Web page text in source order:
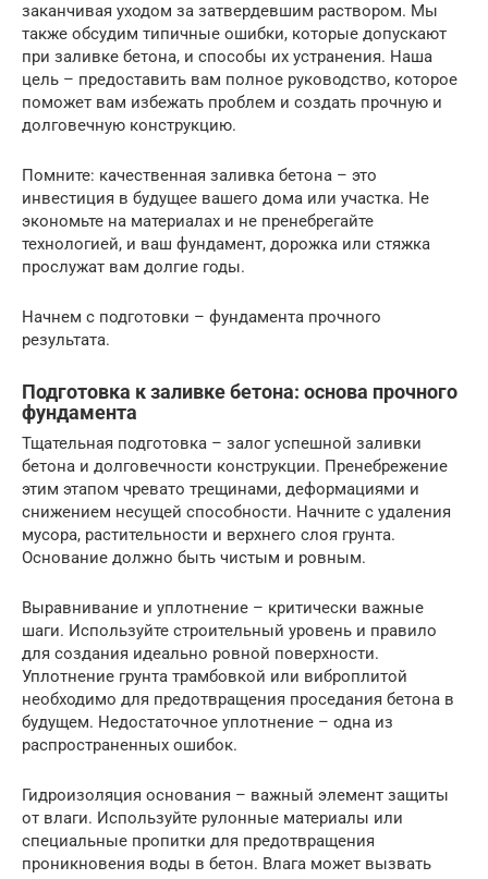
заканчивая уходом за затвердевшим раствором. Мы
также обсудим типичные ошибки, которые допускают
при заливке бетона, и способы их устранения. Наша
цель – предоставить вам полное руководство, которое
поможет вам избежать проблем и создать прочную и
долговечную конструкцию.
Помните: качественная заливка бетона – это
инвестиция в будущее вашего дома или участка. Не
экономьте на материалах и не пренебрегайте
технологией, и ваш фундамент, дорожка или стяжка
прослужат вам долгие годы.
Начнем с подготовки – фундамента прочного
результата.
Подготовка к заливке бетона: основа прочного
фундамента
Тщательная подготовка – залог успешной заливки
бетона и долговечности конструкции. Пренебрежение
этим этапом чревато трещинами, деформациями и
снижением несущей способности. Начните с удаления
мусора, растительности и верхнего слоя грунта.
Основание должно быть чистым и ровным.
Выравнивание и уплотнение – критически важные
шаги. Используйте строительный уровень и правило
для создания идеально ровной поверхности.
Уплотнение грунта трамбовкой или виброплитой
необходимо для предотвращения проседания бетона в
будущем. Недостаточное уплотнение – одна из
распространенных ошибок.
Гидроизоляция основания – важный элемент защиты
от влаги. Используйте рулонные материалы или
специальные пропитки для предотвращения
проникновения воды в бетон. Влага может вызвать